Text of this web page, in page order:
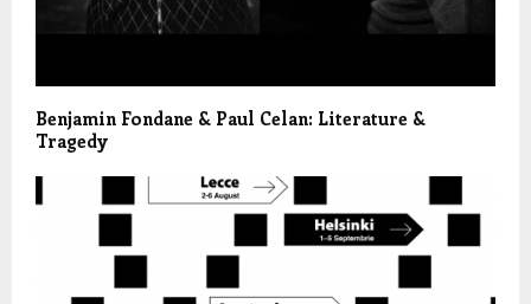
Benjamin Fondane & Paul Celan: Literature &
Tragedy